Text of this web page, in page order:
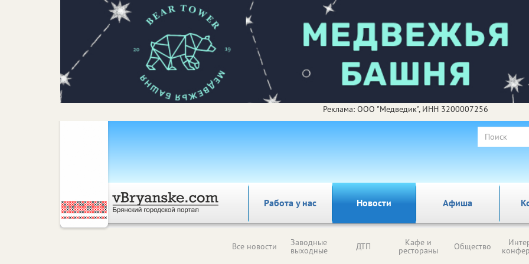
Реклама: ООО "Медведик", ИНН 3200007256
Работа у нас Новости Афиша
Все новости Заводные
выходные ДТП Кафе и
рестораны Общество